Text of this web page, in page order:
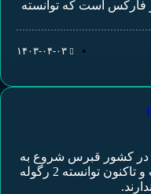
فارکس است که توانسته
۱۴۰۳-۰۴-۰۳
بروکر اف بی اس FBS در سال 2009 در کشور قبرس شروع به
فعالیت در بازار های مالی کرده است و تاکنون توانسته 2 رگوله